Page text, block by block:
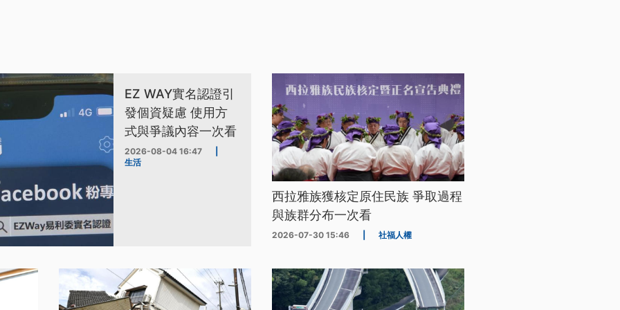
EZ WAY實名認證引
發個資疑慮 使用方
式與爭議內容一次看
2026-08-04 16:47
生活
西拉雅族獲核定原住民族 爭取過程
與族群分布一次看
2026-07-30 15:46 社福人權